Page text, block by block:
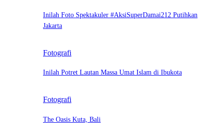
Inilah Foto Spektakuler #AksiSuperDamai212 Putihkan
Jakarta
Fotografi
Inilah Potret Lautan Massa Umat Islam di Ibukota
Fotografi
The Oasis Kuta, Bali